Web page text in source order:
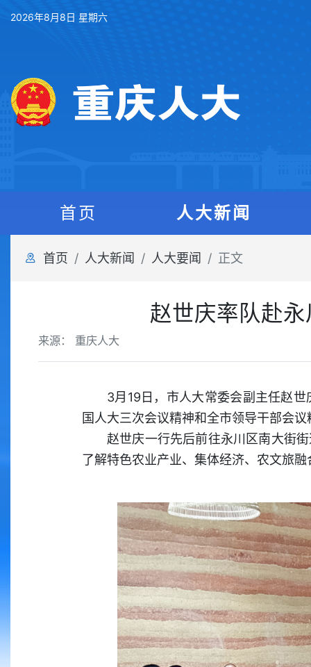
2026年8月8日 星期六
首页 人大新闻
首页 人大新闻 人大要闻 正文
赵世庆率队赴
来源： 重庆人大
3月19日，市人大常委会副主任赵
国人大三次会议精神和全市领导干部会
赵世庆一行先后前往永川区南大街
了解特色农业产业、集体经济、农文旅